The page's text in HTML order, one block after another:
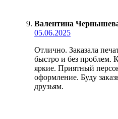
Валентина
05.06.2025
Отлично. Заказала
быстро и без проблем.
яркие. Приятный
оформление. Буду
друзьям.